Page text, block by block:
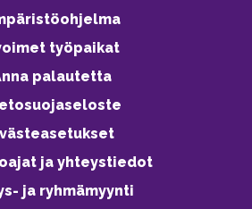
työpaikat
palautetta
ja yhteystiedot
ja ryhmämyynti